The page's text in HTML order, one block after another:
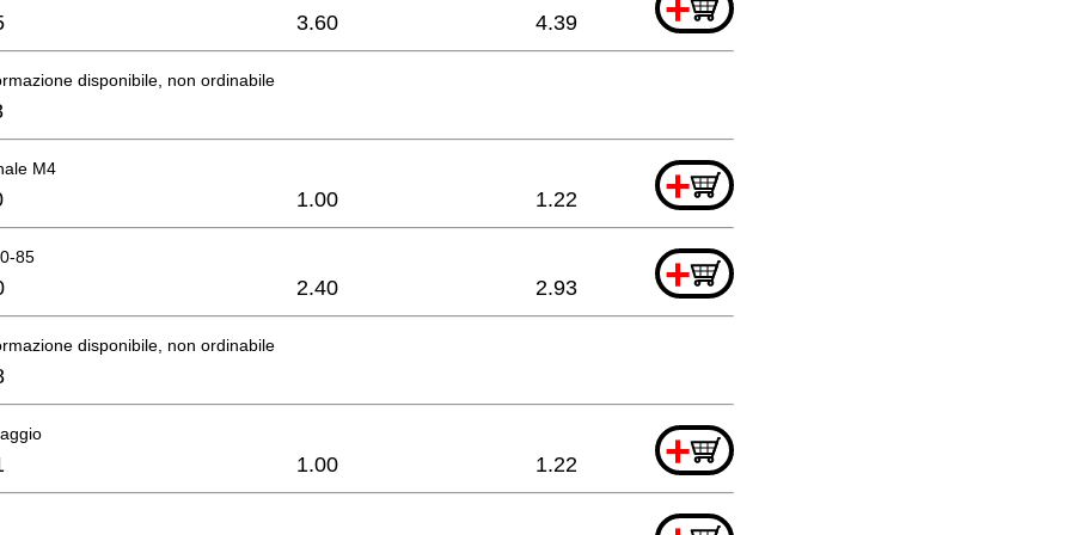
3.60 4.39
disponibile, non ordinabile
M4 +
1.00 1.22
85 +
2.40 2.93
disponibile, non ordinabile
+
1.00 1.22